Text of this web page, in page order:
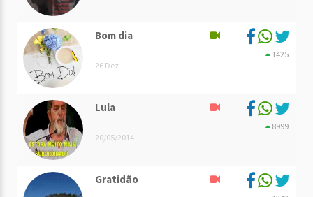
Bom dia
26 Dez
1425
Lula
20/05/2014
8999
Gratidão